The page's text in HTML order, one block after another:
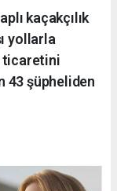
kaçakçılık
yollarla
ticaretini
43 şüpheliden